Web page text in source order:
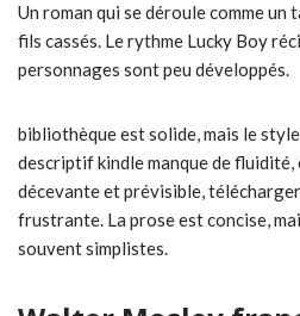
Un roman qui se déroule comme un
fils cassés. Le rythme Lucky Boy
personnages sont peu développés.
bibliothèque est solide, mais le
descriptif kindle manque de fluidité,
décevante et prévisible,
frustrante. La prose est concise,
souvent simplistes.